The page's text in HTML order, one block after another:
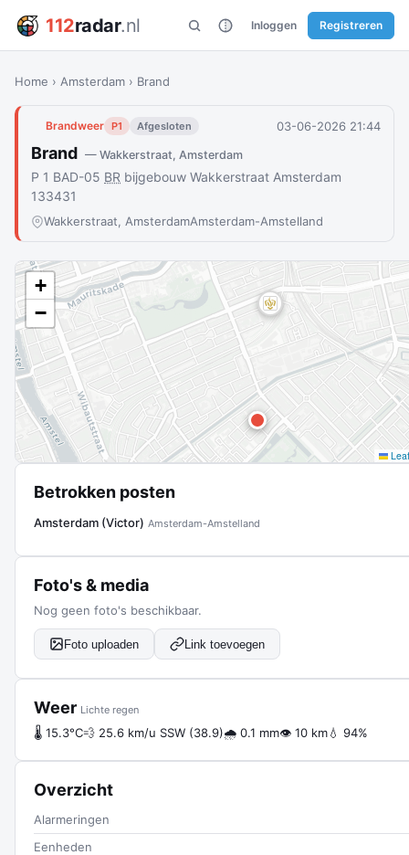
112radar.nl Inloggen Registreren
Home › Amsterdam › Brand
Brandweer P1 Afgesloten 03-06-2026 21:44
Brand — Wakkerstraat, Amsterdam
P 1 BAD-05 BR bijgebouw Wakkerstraat Amsterdam
133431
Wakkerstraat, AmsterdamAmsterdam-Amstelland
+
−
Betrokken posten
Amsterdam (Victor) Amsterdam-Amstelland
Foto's & media
Nog geen foto's beschikbaar.
Foto uploaden Link toevoegen
Weer Lichte regen
🌡 15.3°C💨 25.6 km/u SSW (38.9)🌧 0.1 mm👁 10 km💧 94%
Overzicht
Alarmeringen
Eenheden